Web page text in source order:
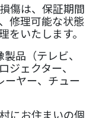
傷は、保証期間
修理可能な状態
をいたします。
品（テレビ、
ェクター、
ーヤー、チュー
にお住まいの個